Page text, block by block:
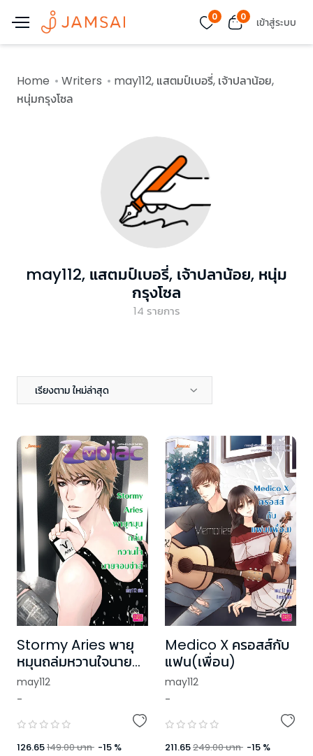
0 0 เข้าสู่ระบบ
Home Writers
may112, แสตมป์เบอรี่, เจ้าปลาน้อย,
หนุ่มกรุงโซล
may112, แสตมป์เบอรี่, เจ้าปลาน้อย, หนุ่ม
กรุงโซล
14 รายการ
เรียงตาม ใหม่ล่าสุด
Stormy Aries พายุ
หมุนถล่มหวานใจนาย
จอมซ่าส์
may112
-
126.65149.00บาท -15 %
Medico X ครอสส์กับ
แฟน(เพื่อน)
may112
-
211.65249.00บาท -15 %